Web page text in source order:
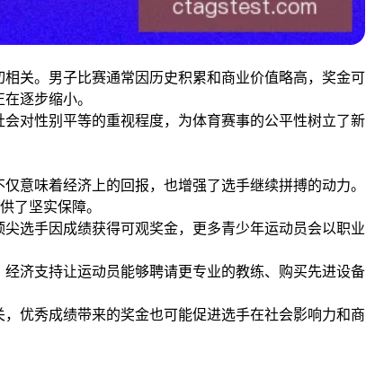
关。男子比赛通常因历史积累和商业价值略高，奖金可
逐步缩小。
对性别平等的重视程度，为体育赛事的公平性树立了新
意味着经济上的回报，也增强了选手继续拼搏的动力。
了坚实保障。
选手因成绩获得可观奖金，更多青少年运动员会以职业
济支持让运动员能够聘请更专业的教练、购买先进设备
优秀成绩带来的奖金也可能促进选手在社会影响力和商